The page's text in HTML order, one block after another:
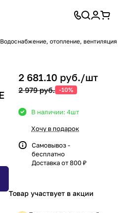
Водоснабжение, отопление, вентиляция
2 681.10 руб./шт
2 979 руб. -10%
В наличии: 4шт
Хочу в подарок
Самовывоз -
бесплатно
Доставка от 800 ₽
Товар участвует в акции